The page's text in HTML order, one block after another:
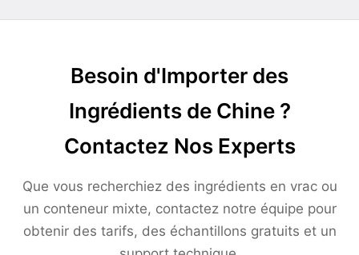
Besoin d'Importer des
Ingrédients de Chine ?
Contactez Nos Experts
Que vous recherchiez des ingrédients en vrac ou
un conteneur mixte, contactez notre équipe pour
obtenir des tarifs, des échantillons gratuits et un